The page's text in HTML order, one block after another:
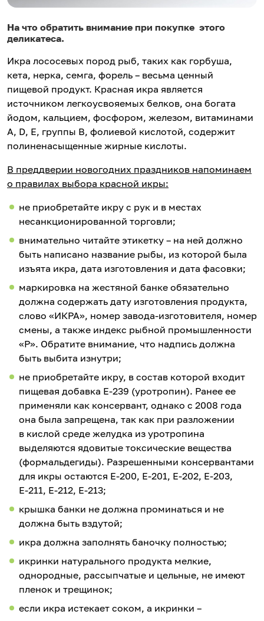
На что обратить внимание при покупке этого
деликатеса.
Икра лососевых пород рыб, таких как горбуша,
кета, нерка, семга, форель – весьма ценный
пищевой продукт. Красная икра является
источником легкоусвояемых белков, она богата
йодом, кальцием, фосфором, железом, витаминами
А, D, Е, группы В, фолиевой кислотой, содержит
полиненасыщенные жирные кислоты.
В преддверии новогодних праздников напоминаем
о правилах выбора красной икры:
не приобретайте икру с рук и в местах
несанкционированной торговли;
внимательно читайте этикетку – на ней должно
быть написано название рыбы, из которой была
изъята икра, дата изготовления и дата фасовки;
маркировка на жестяной банке обязательно
должна содержать дату изготовления продукта,
слово «ИКРА», номер завода-изготовителя, номер
смены, а также индекс рыбной промышленности
«Р». Обратите внимание, что надпись должна
быть выбита изнутри;
не приобретайте икру, в состав которой входит
пищевая добавка Е-239 (уротропин). Ранее ее
применяли как консервант, однако с 2008 года
она была запрещена, так как при разложении
в кислой среде желудка из уротропина
выделяются ядовитые токсические вещества
(формальдегиды). Разрешенными консервантами
для икры остаются Е-200, Е-201, Е-202, Е-203,
Е-211, Е-212, Е-213;
крышка банки не должна проминаться и не
должна быть вздутой;
икра должна заполнять баночку полностью;
икринки натурального продукта мелкие,
однородные, рассыпчатые и цельные, не имеют
пленок и трещинок;
если икра истекает соком, а икринки –